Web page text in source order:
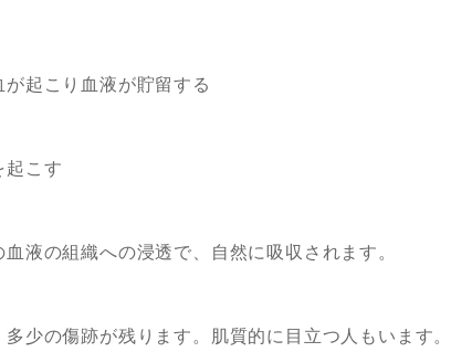
起こり血液が貯留する
起こす
液の組織への浸透で、自然に吸収されます。
少の傷跡が残ります。肌質的に目立つ人もいます。